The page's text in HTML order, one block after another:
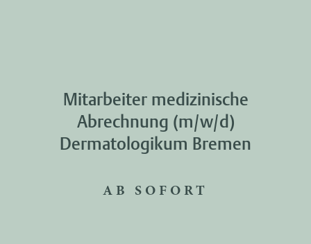
Mitarbeiter medizinische
Abrechnung (m/w/d)
Dermatologikum Bremen
AB SOFORT